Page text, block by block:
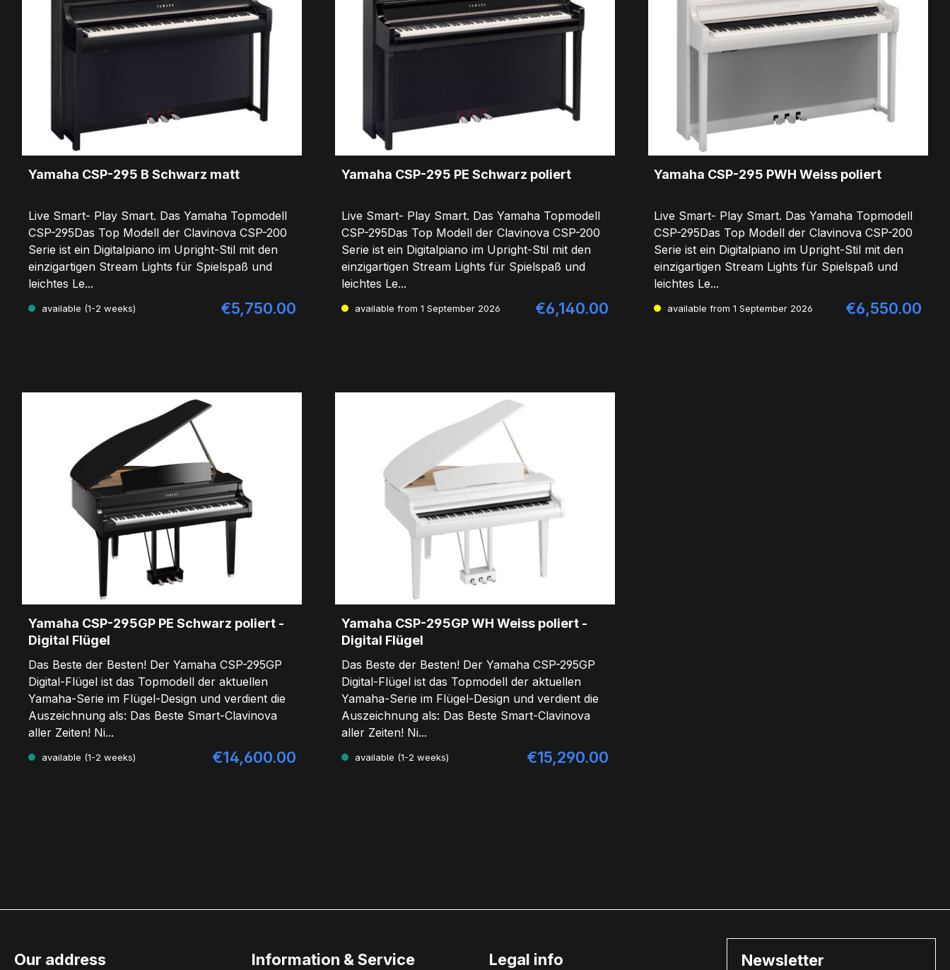
Yamaha CSP-295 B Schwarz matt
Live Smart- Play Smart. Das Yamaha Topmodell
CSP-295Das Top Modell der Clavinova CSP-200
Serie ist ein Digitalpiano im Upright-Stil mit den
einzigartigen Stream Lights für Spielspaß und
leichtes Le...
available (1-2 weeks) Regular price:
€5,750.00
Yamaha CSP-295 PE Schwarz poliert
Live Smart- Play Smart. Das Yamaha Topmodell
CSP-295Das Top Modell der Clavinova CSP-200
Serie ist ein Digitalpiano im Upright-Stil mit den
einzigartigen Stream Lights für Spielspaß und
leichtes Le...
available from 1 September 2026 Regular price:
€6,140.00
Yamaha CSP-295 PWH Weiss poliert
Live Smart- Play Smart. Das Yamaha Topmodell
CSP-295Das Top Modell der Clavinova CSP-200
Serie ist ein Digitalpiano im Upright-Stil mit den
einzigartigen Stream Lights für Spielspaß und
leichtes Le...
available from 1 September 2026 Regular price:
€6,550.00
Yamaha CSP-295GP PE Schwarz poliert -
Digital Flügel
Das Beste der Besten! Der Yamaha CSP-295GP
Digital-Flügel ist das Topmodell der aktuellen
Yamaha-Serie im Flügel-Design und verdient die
Auszeichnung als: Das Beste Smart-Clavinova
aller Zeiten! Ni...
available (1-2 weeks) Regular price:
€14,600.00
Yamaha CSP-295GP WH Weiss poliert -
Digital Flügel
Das Beste der Besten! Der Yamaha CSP-295GP
Digital-Flügel ist das Topmodell der aktuellen
Yamaha-Serie im Flügel-Design und verdient die
Auszeichnung als: Das Beste Smart-Clavinova
aller Zeiten! Ni...
available (1-2 weeks) Regular price:
€15,290.00
Our address Information & Service Legal info Newsletter